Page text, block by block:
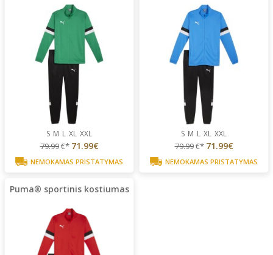
S M L XL XXL
79.99€* 71.99€
NEMOKAMAS PRISTATYMAS
S M L XL XXL
79.99€* 71.99€
NEMOKAMAS PRISTATYMAS
Puma® sportinis kostiumas